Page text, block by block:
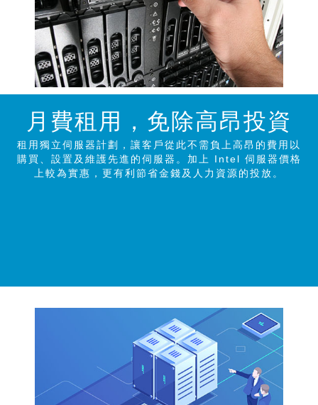
月費租用，免除高昂投資
租用獨立伺服器計劃，讓客戶從此不需負上高昂的費用以
購買、設置及維護先進的伺服器。加上 Intel 伺服器價格
上較為實惠，更有利節省金錢及人力資源的投放。